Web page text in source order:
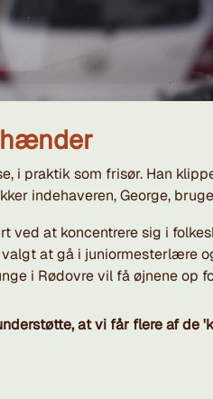
i praktik som frisør. Han
indehaveren, George,
at koncentrere sig i
at gå i juniormesterlære
i Rødovre vil få øjnene op
at vi får flere af